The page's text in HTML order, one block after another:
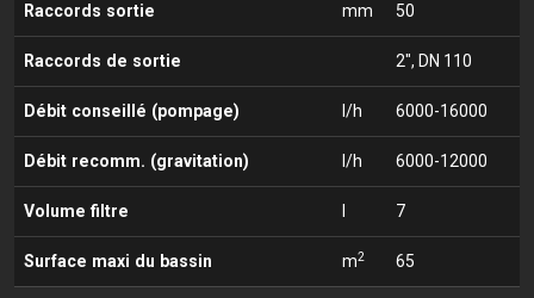
Raccords sortie mm 50
Raccords de sortie 2", DN 110
Débit conseillé (pompage) l/h 6000-16000
Débit recomm. (gravitation) l/h 6000-12000
Volume filtre 7
Surface maxi du bassin m2 65